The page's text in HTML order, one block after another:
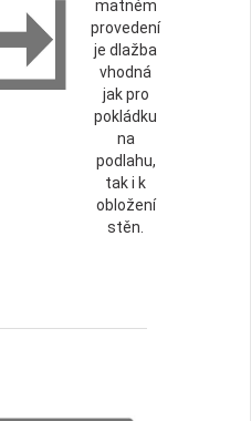
matném
provedení
je dlažba
vhodná
jak pro
pokládku
na
podlahu,
tak i k
obložení
stěn.